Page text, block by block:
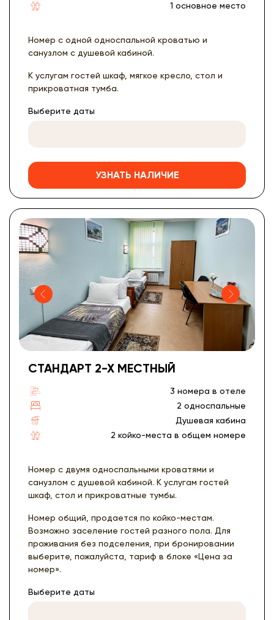
1 основное место
Номер с одной односпальной кроватью и
санузлом с душевой кабиной.
К услугам гостей шкаф, мягкое кресло, стол и
прикроватная тумба.
Выберите даты
УЗНАТЬ НАЛИЧИЕ
СТАНДАРТ 2-Х МЕСТНЫЙ
3 номера в отеле
2 односпальные
Душевая кабина
2 койко-места в общем номере
Номер с двумя односпальными кроватями и
санузлом с душевой кабиной. К услугам гостей
шкаф, стол и прикроватные тумбы.
Номер общий, продается по койко-местам.
Возможно заселение гостей разного пола. Для
проживания без подселения, при бронировании
выберите, пожалуйста, тариф в блоке «Цена за
номер».
Выберите даты